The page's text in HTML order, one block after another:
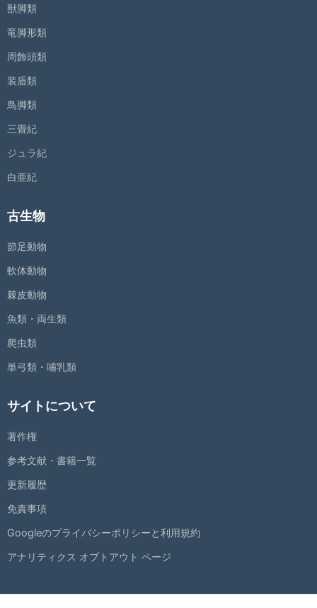
獣脚類
竜脚形類
周飾頭類
装盾類
鳥脚類
三畳紀
ジュラ紀
白亜紀
古生物
節足動物
軟体動物
棘皮動物
魚類・両生類
爬虫類
単弓類・哺乳類
サイトについて
著作権
参考文献・書籍一覧
更新履歴
免責事項
Googleのプライバシーポリシーと利用規約
アナリティクス オプトアウト ページ